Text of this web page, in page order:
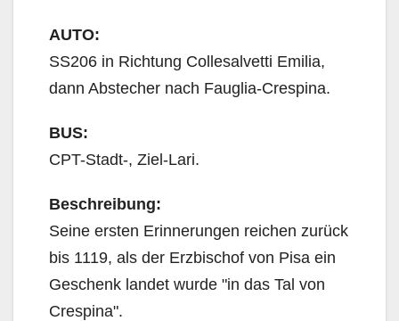
AUTO:
SS206 in Richtung Collesalvetti Emilia,
dann Abstecher nach Fauglia-Crespina.
BUS:
CPT-Stadt-, Ziel-Lari.
Beschreibung:
Seine ersten Erinnerungen reichen zurück
bis 1119, als der Erzbischof von Pisa ein
Geschenk landet wurde "in das Tal von
Crespina".